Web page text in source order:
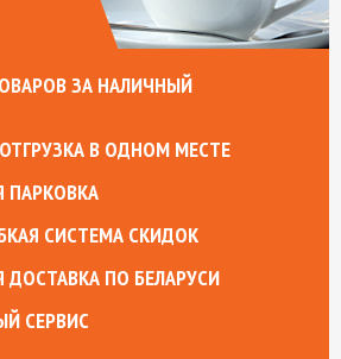
ЗА НАЛИЧНЫЙ
В ОДНОМ МЕСТЕ
ПАРКОВКА
СИСТЕМА СКИДОК
ДОСТАВКА ПО БЕЛАРУСИ
СЕРВИС